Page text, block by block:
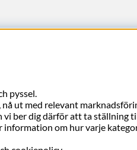
pyssel.
ut med relevant
ber dig därför att ta ställning
om hur varje